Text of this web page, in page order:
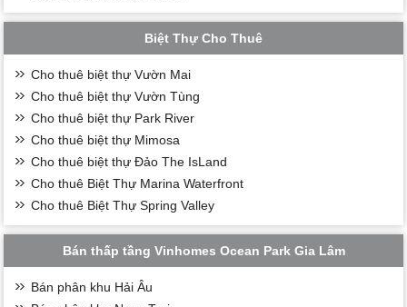
Biệt Thự Cho Thuê
Cho thuê biệt thự Vườn Mai
Cho thuê biệt thự Vườn Tùng
Cho thuê biệt thự Park River
Cho thuê biệt thự Mimosa
Cho thuê biệt thự Đảo The IsLand
Cho thuê Biệt Thự Marina Waterfront
Cho thuê Biệt Thự Spring Valley
Bán thấp tầng Vinhomes Ocean Park Gia Lâm
Bán phân khu Hải Âu